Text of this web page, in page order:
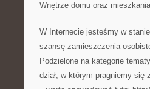
Wnętrze domu oraz mieszkania
W Internecie jesteśmy w
szansę zamieszczenia
Podzielone na kategorie
dział, w którym pragniemy się